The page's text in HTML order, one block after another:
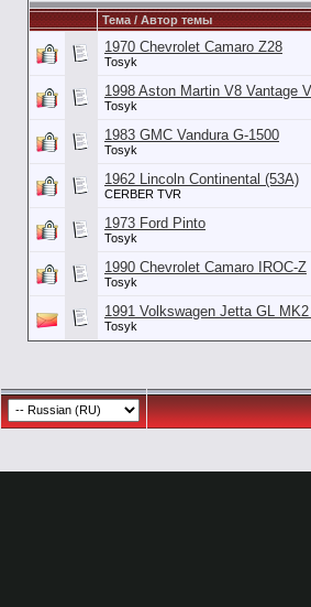
Тема / Автор темы
1970 Chevrolet Camaro Z28
Tosyk
1998 Aston Martin V8 Vantage
Tosyk
1983 GMC Vandura G-1500
Tosyk
1962 Lincoln Continental (53А)
CERBER TVR
1973 Ford Pinto
Tosyk
1990 Chevrolet Camaro IROC-Z
Tosyk
1991 Volkswagen Jetta GL
Tosyk